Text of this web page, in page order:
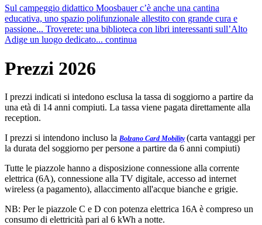
Sul campeggio didattico Moosbauer c’è anche una cantina
educativa, uno spazio polifunzionale allestito con grande cura e
passione... Troverete: una biblioteca con libri interessanti sull’Alto
Adige un luogo dedicato... continua
Prezzi 2026
I prezzi indicati si intedono esclusa la tassa di soggiorno a partire da
una età di 14 anni compiuti. La tassa viene pagata direttamente alla
reception.
I prezzi si intendono incluso la Bolzano Card Mobility (carta vantaggi per
la durata del soggiorno per persone a partire da 6 anni compiuti)
Tutte le piazzole hanno a disposizione connessione alla corrente
elettrica (6A), connessione alla TV digitale, accesso ad internet
wireless (a pagamento), allaccimento all'acque bianche e grigie.
NB: Per le piazzole C e D con potenza elettrica 16A è compreso un
consumo di elettricità pari al 6 kWh a notte.